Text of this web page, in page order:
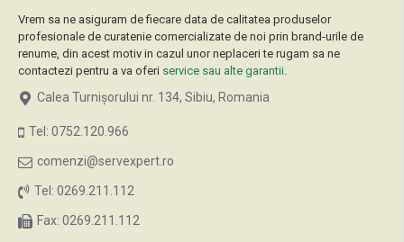
Vrem sa ne asiguram de fiecare data de calitatea produselor
profesionale de curatenie comercializate de noi prin brand-urile de
renume, din acest motiv in cazul unor neplaceri te rugam sa ne
contactezi pentru a va oferi service sau alte garantii.
Calea Turnișorului nr. 134, Sibiu, Romania
Tel: 0752.120.966
comenzi@servexpert.ro
Tel: 0269.211.112
Fax: 0269.211.112